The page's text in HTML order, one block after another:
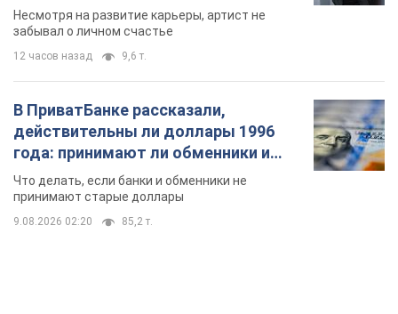
Несмотря на развитие карьеры, артист не
забывал о личном счастье
12 часов назад 9,6 т.
В ПриватБанке рассказали,
действительны ли доллары 1996
года: принимают ли обменники и
банки такие купюры
Что делать, если банки и обменники не
принимают старые доллары
9.08.2026 02:20 85,2 т.